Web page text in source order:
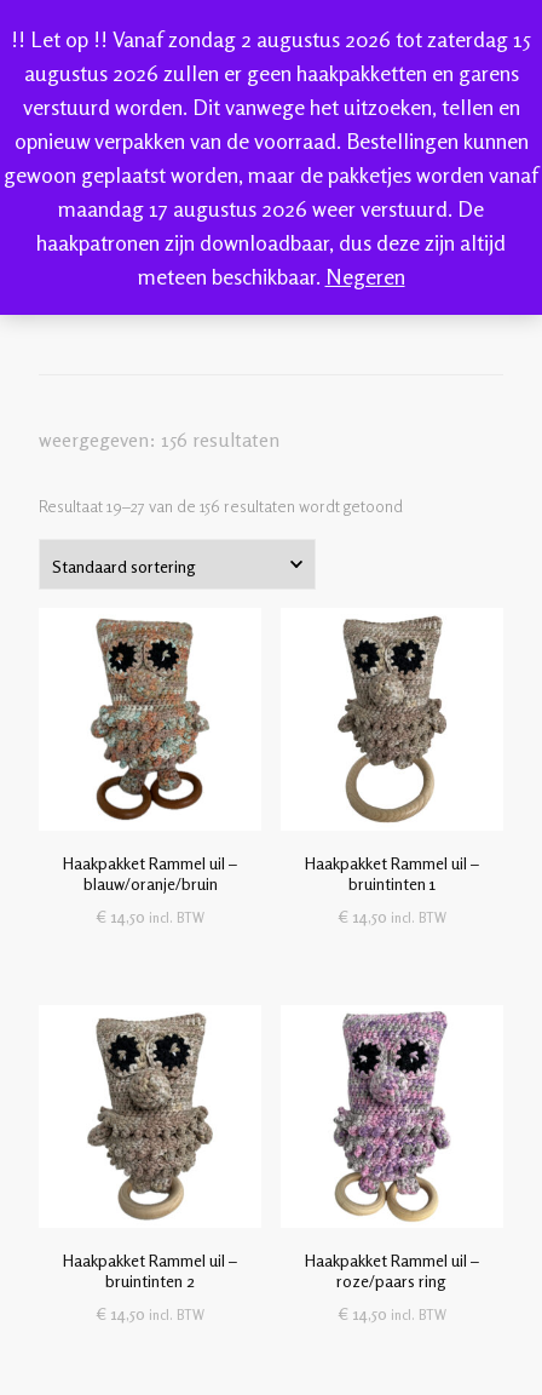
!! Let op !! Vanaf zondag 2 augustus 2026 tot zaterdag 15
augustus 2026 zullen er geen haakpakketten en garens
verstuurd worden. Dit vanwege het uitzoeken, tellen en
opnieuw verpakken van de voorraad. Bestellingen kunnen
gewoon geplaatst worden, maar de pakketjes worden vanaf
maandag 17 augustus 2026 weer verstuurd. De
haakpatronen zijn downloadbaar, dus deze zijn altijd
meteen beschikbaar. Negeren
IK-KE
webshop voor handgeverfde garen 100% katoen en
sokkenwol
IK-KE Welkom bij IK-KE katoen (pagina 3)
katoen
weergegeven: 156 resultaten
Resultaat 19–27 van de 156 resultaten wordt getoond
Haakpakket Rammel uil –
blauw/oranje/bruin
€ 14,50 incl. BTW
Haakpakket Rammel uil –
bruintinten 1
€ 14,50 incl. BTW
Haakpakket Rammel uil –
bruintinten 2
€ 14,50 incl. BTW
Haakpakket Rammel uil –
roze/paars ring
€ 14,50 incl. BTW